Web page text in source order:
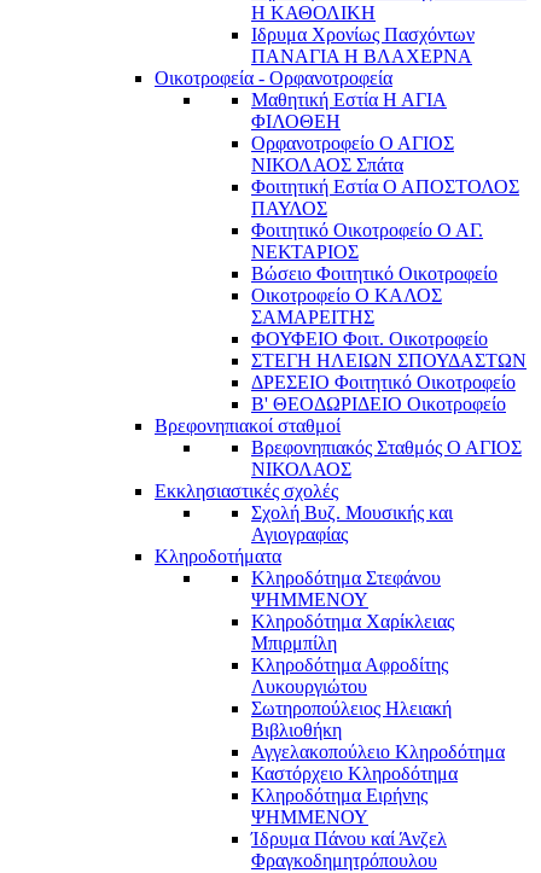
Η ΚΑΘΟΛΙΚΗ
Ιδρυμα Χρονίως Πασχόντων
ΠΑΝΑΓΙΑ Η ΒΛΑΧΕΡΝΑ
Οικοτροφεία - Ορφανοτροφεία
Μαθητική Εστία Η ΑΓΙΑ
ΦΙΛΟΘΕΗ
Ορφανοτροφείο Ο ΑΓΙΟΣ
ΝΙΚΟΛΑΟΣ Σπάτα
Φοιτητική Εστία Ο ΑΠΟΣΤΟΛΟΣ
ΠΑΥΛΟΣ
Φοιτητικό Οικοτροφείο Ο ΑΓ.
ΝΕΚΤΑΡΙΟΣ
Βώσειο Φοιτητικό Οικοτροφείο
Οικοτροφείο Ο ΚΑΛΟΣ
ΣΑΜΑΡΕΙΤΗΣ
ΦΟΥΦΕΙΟ Φοιτ. Οικοτροφείο
ΣΤΕΓΗ ΗΛΕΙΩΝ ΣΠΟΥΔΑΣΤΩΝ
ΔΡΕΣΕΙΟ Φοιτητικό Οικοτροφείο
Β' ΘΕΟΔΩΡΙΔΕΙΟ Οικοτροφείο
Βρεφονηπιακοί σταθμοί
Βρεφονηπιακός Σταθμός Ο ΑΓΙΟΣ
ΝΙΚΟΛΑΟΣ
Εκκλησιαστικές σχολές
Σχολή Βυζ. Μουσικής και
Αγιογραφίας
Κληροδοτήματα
Κληροδότημα Στεφάνου
ΨΗΜΜΕΝΟΥ
Κληροδότημα Χαρίκλειας
Μπιρμπίλη
Κληροδότημα Αφροδίτης
Λυκουργιώτου
Σωτηροπούλειος Ηλειακή
Βιβλιοθήκη
Αγγελακοπούλειο Κληροδότημα
Καστόρχειο Κληροδότημα
Κληροδότημα Ειρήνης
ΨΗΜΜΕΝΟΥ
Ίδρυμα Πάνου καί Άνζελ
Φραγκοδημητρόπουλου